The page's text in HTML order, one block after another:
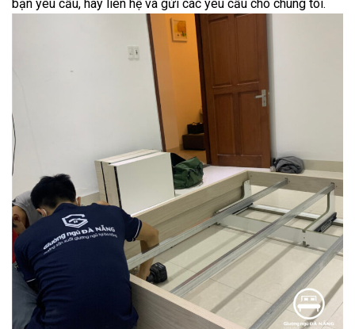
bạn yêu cầu, hãy liên hệ và gửi các yêu cầu cho chúng tôi.